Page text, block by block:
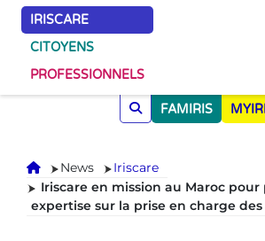
IRISCARE
CITOYENS
PROFESSIONNELS
FAMIRIS
Accueil
News
Iriscare
Iriscare en mission au Maroc
expertise sur la prise en charge des